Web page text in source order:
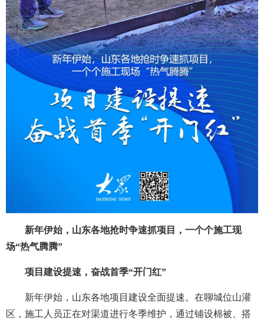
新年伊始，山东各地抢时争速抓项目，一个个施工现
场“热气腾腾”
项目建设提速，奋战首季“开门红”
新年伊始，山东各地项目建设全面提速。在聊城位山灌
区，施工人员正在对渠道进行冬季维护，通过铺设棉被、搭